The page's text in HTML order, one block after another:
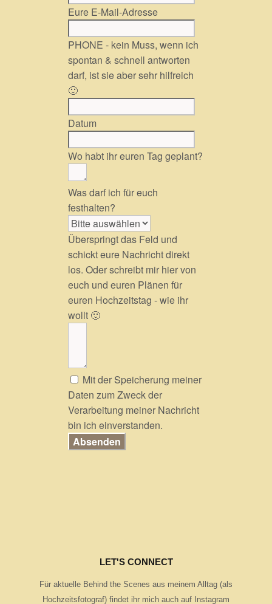
Eure E-Mail-Adresse
PHONE - kein Muss, wenn ich
spontan & schnell antworten
darf, ist sie aber sehr hilfreich
🙂
Datum
Wo habt ihr euren Tag geplant?
Was darf ich für euch
festhalten?
Überspringt das Feld und
schickt eure Nachricht direkt
los. Oder schreibt mir hier von
euch und euren Plänen für
euren Hochzeitstag - wie ihr
wollt 🙂
Mit der Speicherung meiner
Daten zum Zweck der
Verarbeitung meiner Nachricht
bin ich einverstanden.
Absenden
LET'S CONNECT
Für aktuelle Behind the Scenes aus meinem Alltag (als
Hochzeitsfotograf) findet ihr mich auch auf Instagram